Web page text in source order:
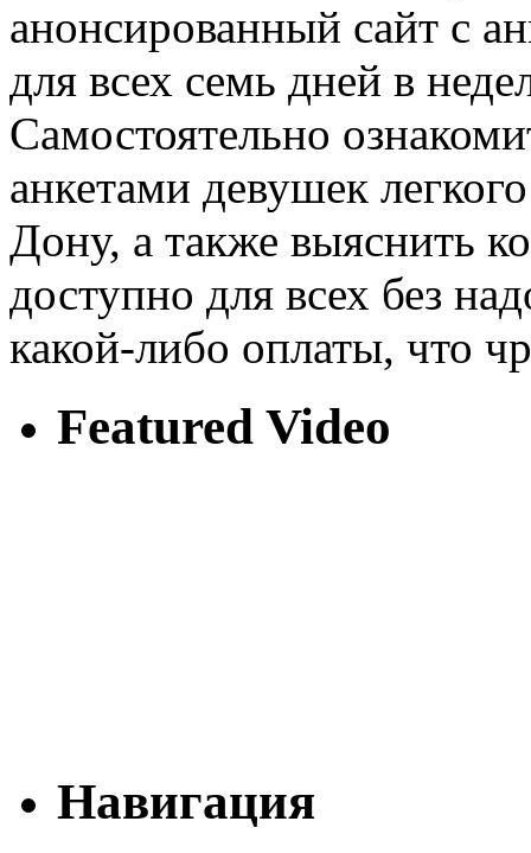
анонсированный сайт с
для всех семь дней в
Самостоятельно
анкетами девушек
Дону, а также выяснить
доступно для всех без
какой-либо оплаты, что
Featured Video
Навигация